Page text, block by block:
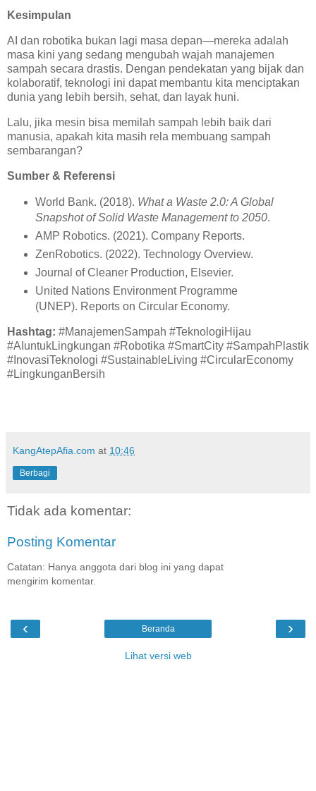
Kesimpulan
AI dan robotika bukan lagi masa depan—mereka adalah
masa kini yang sedang mengubah wajah manajemen
sampah secara drastis. Dengan pendekatan yang bijak dan
kolaboratif, teknologi ini dapat membantu kita menciptakan
dunia yang lebih bersih, sehat, dan layak huni.
Lalu, jika mesin bisa memilah sampah lebih baik dari
manusia, apakah kita masih rela membuang sampah
sembarangan?
Sumber & Referensi
World Bank. (2018). What a Waste 2.0: A Global
Snapshot of Solid Waste Management to 2050.
AMP Robotics. (2021). Company Reports.
ZenRobotics. (2022). Technology Overview.
Journal of Cleaner Production, Elsevier.
United Nations Environment Programme
(UNEP). Reports on Circular Economy.
Hashtag: #ManajemenSampah #TeknologiHijau
#AIuntukLingkungan #Robotika #SmartCity #SampahPlastik
#InovasiTeknologi #SustainableLiving #CircularEconomy
#LingkunganBersih
KangAtepAfia.com at 10:46
Berbagi
Tidak ada komentar:
Posting Komentar
Catatan: Hanya anggota dari blog ini yang dapat
mengirim komentar.
‹ ›
Beranda
Lihat versi web